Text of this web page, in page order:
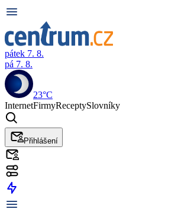
pátek 7. 8.
pá 7. 8.
23°C
InternetFirmyReceptySlovníky
Přihlášení